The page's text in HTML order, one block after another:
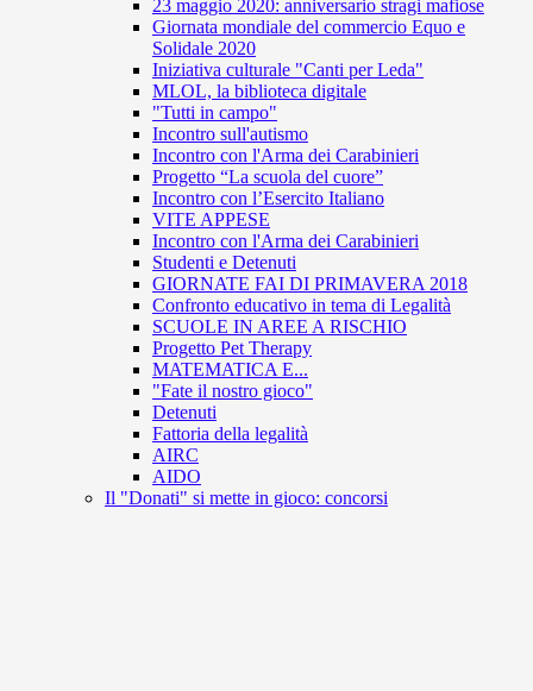
23 maggio 2020: anniversario stragi mafiose
Giornata mondiale del commercio Equo e
Solidale 2020
Iniziativa culturale "Canti per Leda"
MLOL, la biblioteca digitale
"Tutti in campo"
Incontro sull'autismo
Incontro con l'Arma dei Carabinieri
Progetto “La scuola del cuore”
Incontro con l’Esercito Italiano
VITE APPESE
Incontro con l'Arma dei Carabinieri
Studenti e Detenuti
GIORNATE FAI DI PRIMAVERA 2018
Confronto educativo in tema di Legalità
SCUOLE IN AREE A RISCHIO
Progetto Pet Therapy
MATEMATICA E...
"Fate il nostro gioco"
Detenuti
Fattoria della legalità
AIRC
AIDO
Il "Donati" si mette in gioco: concorsi